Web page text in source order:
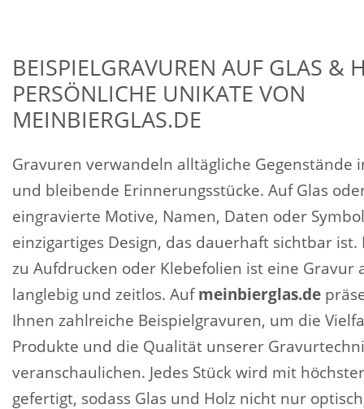
BEISPIELGRAVUREN AUF GLAS &
PERSÖNLICHE UNIKATE VON
MEINBIERGLAS.DE
Gravuren verwandeln alltägliche Gegenstände
und bleibende Erinnerungsstücke. Auf Glas
eingravierte Motive, Namen, Daten oder
einzigartiges Design, das dauerhaft sichtbar ist.
zu Aufdrucken oder Klebefolien ist eine Gravur
langlebig und zeitlos. Auf meinbierglas.de
Ihnen zahlreiche Beispielgravuren, um die
Produkte und die Qualität unserer
veranschaulichen. Jedes Stück wird mit
gefertigt, sodass Glas und Holz nicht nur